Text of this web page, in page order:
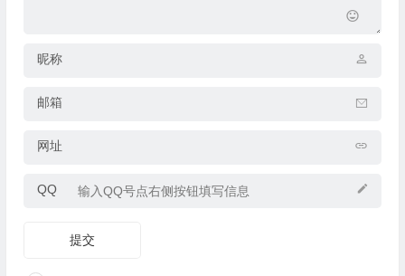
昵称
邮箱
网址
QQ